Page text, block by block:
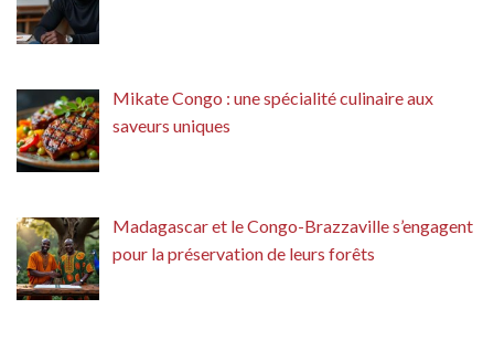
Mikate Congo : une spécialité culinaire aux
saveurs uniques
Madagascar et le Congo-Brazzaville s’engagent
pour la préservation de leurs forêts